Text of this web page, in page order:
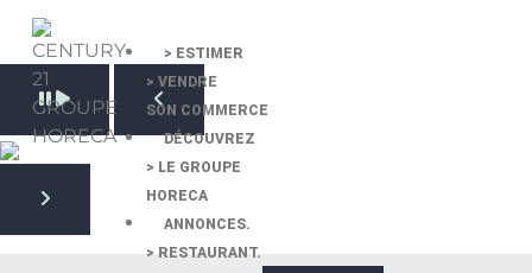
> ESTIMER
> VENDRE
SON COMMERCE
DÉCOUVREZ
> LE GROUPE
HORECA
ANNONCES.
> RESTAURANT.
Pause slide rotation
Resume slide rotation
Previous slide
Next slide